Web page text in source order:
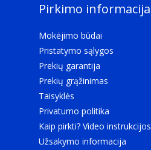
Pirkimo informacija
Mokėjimo būdai
Pristatymo sąlygos
Prekių garantija
Prekių grąžinimas
Taisyklės
Privatumo politika
Kaip pirkti? Video instrukcijos
Užsakymo informacija